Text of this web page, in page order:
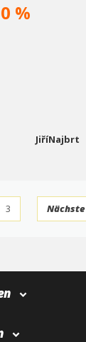
%
JiříNajbrt
3
Nächste